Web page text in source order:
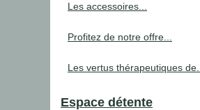
Les accessoires...
Profitez de notre offre...
Les vertus thérapeutiques de...
Espace détente